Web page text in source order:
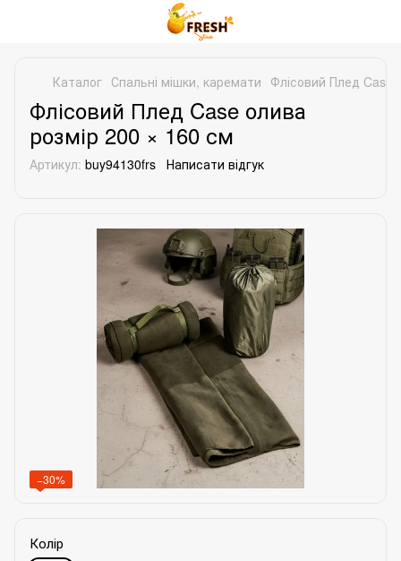
Каталог Спальні мішки, каремати Флісовий Плед Case
Флісовий Плед Case олива
розмір 200 × 160 см
Артикул: buy94130frs Написати відгук
−30%
Колір